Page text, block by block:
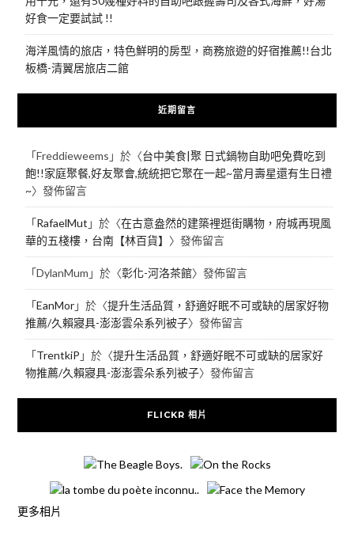
好食一定要試試 !!
海洋風情的旅店，特色鮮明的房型，商務旅遊的好宿推薦!!台北
板橋-清翼居旅店二館
近期留言
「Freddieweems 」於〈台中美食|聚 日式鍋物自助吧免費吃到
飽!!家庭聚餐,好友聚會,統統把它聚在一起~當月壽星還有生日禮
~〉發佈留言
「RafaelMut 」於〈在古意盎然的建築裡逛街購物，府城再現風
華的五棧樓，台南【林百貨】 〉發佈留言
「DylanMum 」於〈彰化-河洛茶館〉發佈留言
「EanMor」於〈提升生活品質，舒適好眠不可或缺的居家好物
推薦/久賴寢具-澎澎雲朵系列被子〉發佈留言
「TrentkiP 」於〈提升生活品質，舒適好眠不可或缺的居家好
物推薦/久賴寢具-澎澎雲朵系列被子〉發佈留言
FLICKR 相片
更多相片